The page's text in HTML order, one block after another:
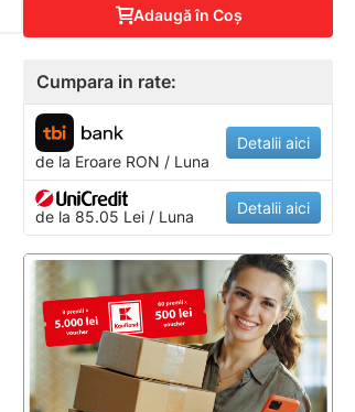
Adaugă în Coş
Cumpara in rate:
de la Eroare RON / Luna
Detalii aici
de la 85.05 Lei / Luna Detalii aici